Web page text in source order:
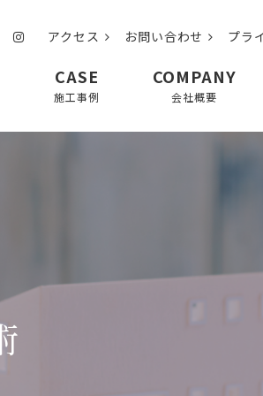
アクセス お問い合わせ プラ
CASE
施工事例
COMPANY
会社概要